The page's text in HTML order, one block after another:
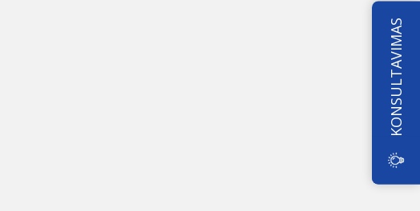
KONSULTAVIMAS